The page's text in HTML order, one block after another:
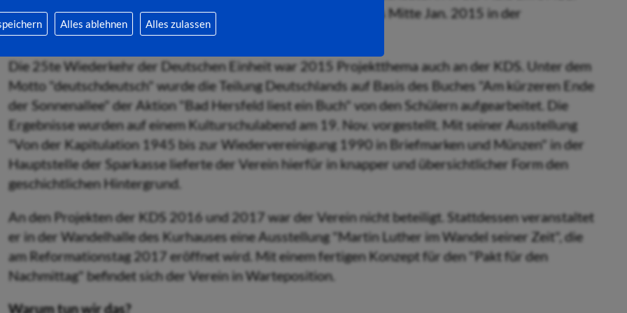
Alles ablehnen Alles zulassen
wurden diese Rahmen in der Schule aufgestellt und konnten bis Mitte Jan. 2015 in der
Stadtbücherei besichtigt werden.
Die 25te Wiederkehr der Deutschen Einheit war 2015 Projektthema auch an der KDS. Unter dem
Motto "deutschdeutsch" wurde die Teilung Deutschlands auf Basis des Buches "Am kürzeren Ende
der Sonnenallee" der Aktion "Bad Hersfeld liest ein Buch" von den Schülern aufgearbeitet. Die
Ergebnisse wurden auf einem Kulturschulabend am 19. Nov. vorgestellt. Mit seiner Ausstellung
"Von der Kapitulation 1945 bis zur Wiedervereinigung 1990 in Briefmarken und Münzen" in der
HauptsteIle der Sparkasse lieferte der Verein hierfür in knapper und übersichtlicher Form den
geschichtlichen Hintergrund.
An den Projekten der KDS 2016 und 2017 war der Verein nicht beteiligt. Stattdessen veranstaltet
er in der Wandelhalle des Kurhauses eine Ausstellung "Martin Luther im Wandel seiner Zeit", die
am Reformationstag 2017 eröffnet wird. Mit einem fertigen Konzept für den "Pakt für den
Nachmittag" befindet sich der Verein in Warteposition.
Warum tun wir das?